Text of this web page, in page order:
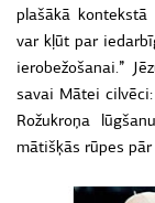
plašākā
var kļūt par
ierobežošanai.”
savai Mātei cilvēci:
Rožukroņa
mātišķās rūpes